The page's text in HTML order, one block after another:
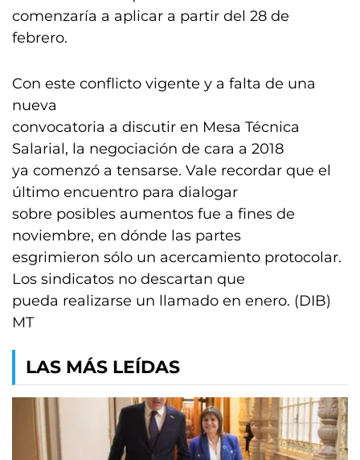
comenzaría a aplicar a partir del 28 de
febrero.
Con este conflicto vigente y a falta de una
nueva
convocatoria a discutir en Mesa Técnica
Salarial, la negociación de cara a 2018
ya comenzó a tensarse. Vale recordar que el
último encuentro para dialogar
sobre posibles aumentos fue a fines de
noviembre, en dónde las partes
esgrimieron sólo un acercamiento protocolar.
Los sindicatos no descartan que
pueda realizarse un llamado en enero. (DIB)
MT
LAS MÁS LEÍDAS